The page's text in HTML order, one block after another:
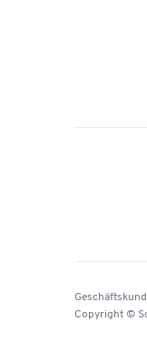
Copyright ©